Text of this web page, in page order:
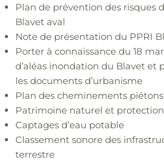
Plan de prévention des risques
Blavet aval
Note de présentation du PPRI
Porter à connaissance du 18
d’aléas inondation du Blavet et
les documents d’urbanisme
Plan des cheminements piétons
Patrimoine naturel et
Captages d’eau potable
Classement sonore des
terrestre